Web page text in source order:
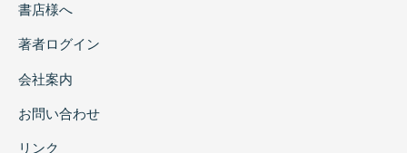
書店様へ
著者ログイン
会社案内
お問い合わせ
リンク